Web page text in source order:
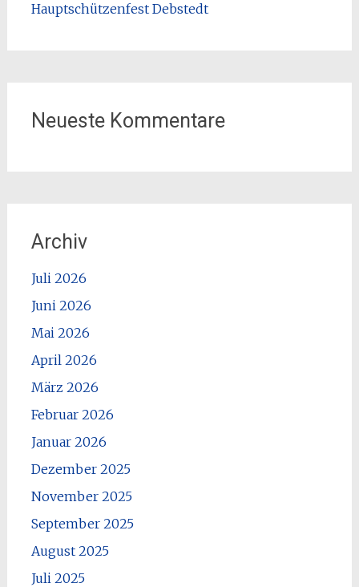
Hauptschützenfest Debstedt
Neueste Kommentare
Archiv
Juli 2026
Juni 2026
Mai 2026
April 2026
März 2026
Februar 2026
Januar 2026
Dezember 2025
November 2025
September 2025
August 2025
Juli 2025